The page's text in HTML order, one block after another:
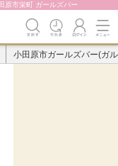
原市栄町 ガールズバー
小田原市ガールズバー(ガ